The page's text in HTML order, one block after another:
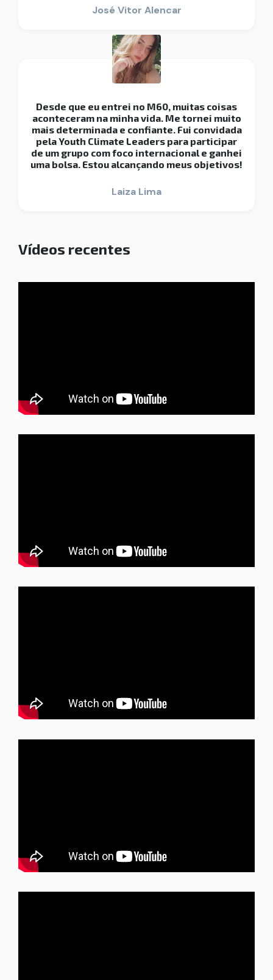
José Vitor Alencar
Desde que eu entrei no M60, muitas coisas
aconteceram na minha vida. Me tornei muito
mais determinada e confiante. Fui convidada
pela Youth Climate Leaders para participar
de um grupo com foco internacional e ganhei
uma bolsa. Estou alcançando meus objetivos!
Laiza Lima
Vídeos recentes